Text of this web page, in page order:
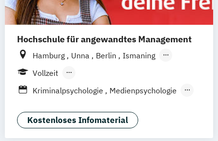
Hochschule für angewandtes Management
Hamburg Unna Berlin
Ismaning
Mannheim
Stuttgart
Vollzeit
Berufsbegleitendes Präsenzstudium
Kriminalpsychologie
Medienpsychologie
Wirtschaftspsychologie
Wirtschaftspsychologie - Digital
Kostenloses Infomaterial